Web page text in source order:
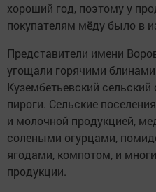
хороший год, поэтому у
покупателям мёду было в
Представители имени
угощали горячими
Кузембетьевский
пироги. Сельские
и молочной продукцией,
солеными огурцами,
ягодами, компотом, и
продукции.